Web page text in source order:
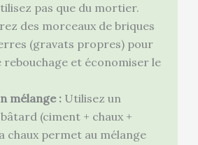
pas que du mortier.
des morceaux de briques
(gravats propres) pour
rebouchage et économiser le
mélange :Utilisez un
(ciment + chaux +
chaux permet au mélange